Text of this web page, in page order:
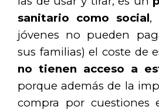
sanitario como social,
jóvenes no pueden
sus familias) el coste de
no tienen acceso a
porque además de la
compra por cuestiones